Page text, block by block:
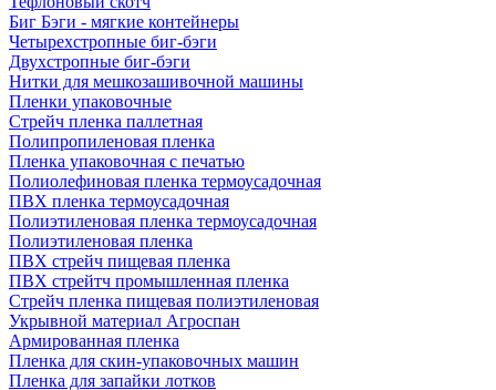
Биг Бэги - мягкие контейнеры
Четырехстропные биг-бэги
Двухстропные биг-бэги
Нитки для мешкозашивочной машины
Пленки упаковочные
Стрейч пленка паллетная
Полипропиленовая пленка
Пленка упаковочная с печатью
Полиолефиновая пленка термоусадочная
ПВХ пленка термоусадочная
Полиэтиленовая пленка термоусадочная
Полиэтиленовая пленка
ПВХ стрейч пищевая пленка
ПВХ стрейтч промышленная пленка
Стрейч пленка пищевая полиэтиленовая
Укрывной материал Агроспан
Армированная пленка
Пленка для скин-упаковочных машин
Пленка для запайки лотков